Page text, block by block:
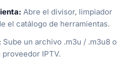
Abre el divisor, limpiador
el catálogo de herramientas.
Sube un archivo .m3u / .m3u8 o
proveedor IPTV.